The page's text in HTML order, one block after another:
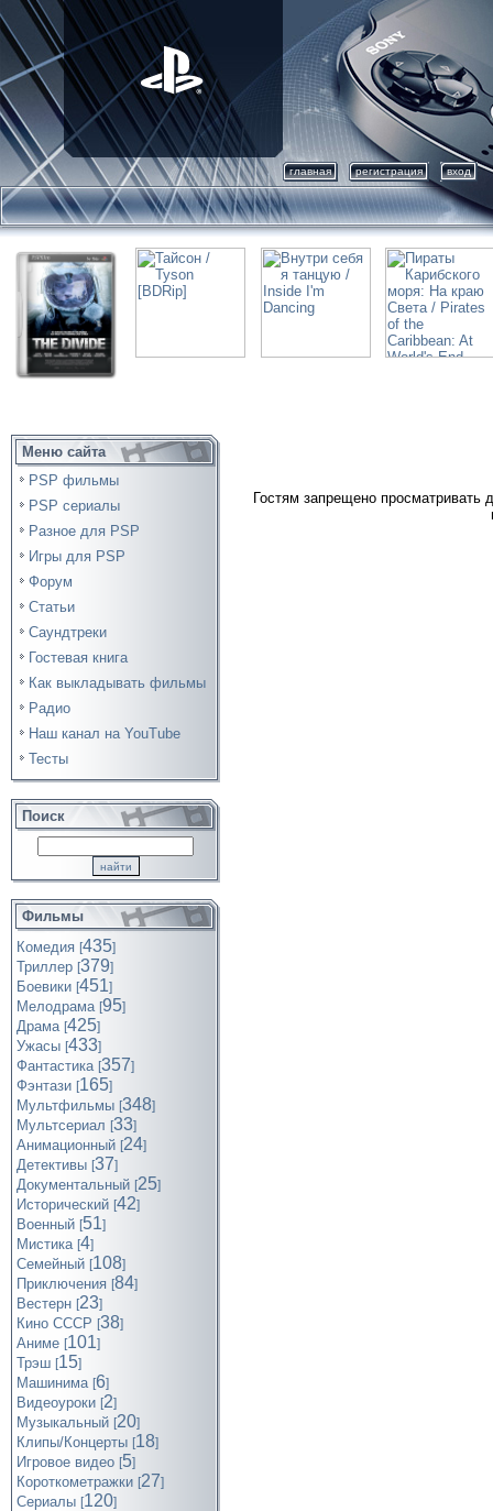
главная регистрация вход
Меню сайта
PSP фильмы
PSP сериалы
Разное для PSP
Игры для PSP
Форум
Статьи
Саундтреки
Гостевая книга
Как выкладывать фильмы
Радио
Наш канал на YouTube
Тесты
Поиск
Фильмы
Комедия [435]
Триллер [379]
Боевики [451]
Мелодрама [95]
Драма [425]
Ужасы [433]
Фантастика [357]
Фэнтази [165]
Мультфильмы [348]
Мультсериал [33]
Анимационный [24]
Детективы [37]
Документальный [25]
Исторический [42]
Военный [51]
Мистика [4]
Семейный [108]
Приключения [84]
Вестерн [23]
Кино СССР [38]
Аниме [101]
Трэш [15]
Машинима [6]
Видеоуроки [2]
Музыкальный [20]
Клипы/Концерты [18]
Игровое видео [5]
Короткометражки [27]
Cериалы [120]
Гостям запрещено просматривать